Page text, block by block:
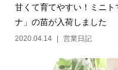
甘くて育てやすい！ミニ
ナ」の苗が入荷しました
2020.04.14 営業日記